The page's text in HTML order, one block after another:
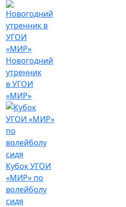
Новогодний
утренник
в УГОИ
«МИР»
Кубок УГОИ
«МИР» по
волейболу
сидя